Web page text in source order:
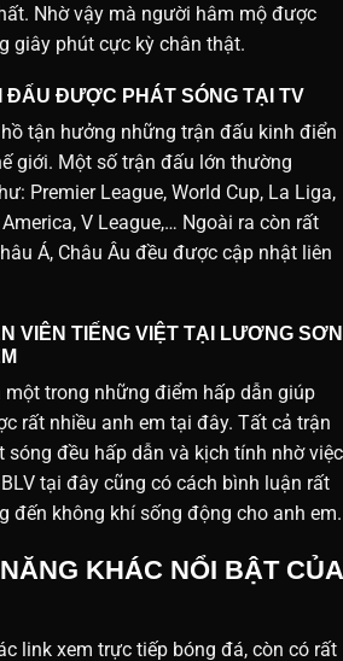
Nhờ vậy mà người hâm mộ được
giây phút cực kỳ chân thật.
ĐẤU ĐƯỢC PHÁT SÓNG TẠI TV
tận hưởng những trận đấu kinh điển
giới. Một số trận đấu lớn thường
Premier League, World Cup, La Liga,
V League,… Ngoài ra còn rất
Á, Châu Âu đều được cập nhật liên
VIÊN TIẾNG VIỆT TẠI LƯƠNG SƠN
trong những điểm hấp dẫn giúp
rất nhiều anh em tại đây. Tất cả trận
đều hấp dẫn và kịch tính nhờ việc
tại đây cũng có cách bình luận rất
đến không khí sống động cho anh em.
KHÁC NỔI BẬT CỦA
link xem trực tiếp bóng đá, còn có rất